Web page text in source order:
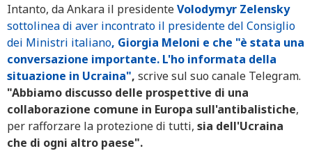
Intanto, da Ankara il presidenteVolodymyr Zelensky
sottolinea di aver incontrato il presidente del Consiglio
dei Ministri italiano, Giorgia Meloni e che "è stata una
conversazione importante. L'ho informata della
situazione in Ucraina", scrive sul suo canale Telegram.
"Abbiamo discusso delle prospettive di una
collaborazione comune in Europa sull'antibalistiche,
per rafforzare la protezione di tutti, sia dell'Ucraina
che di ogni altro paese".